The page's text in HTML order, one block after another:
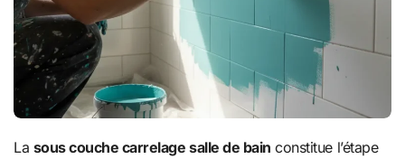
La sous couche carrelage salle de bain constitue l’étape